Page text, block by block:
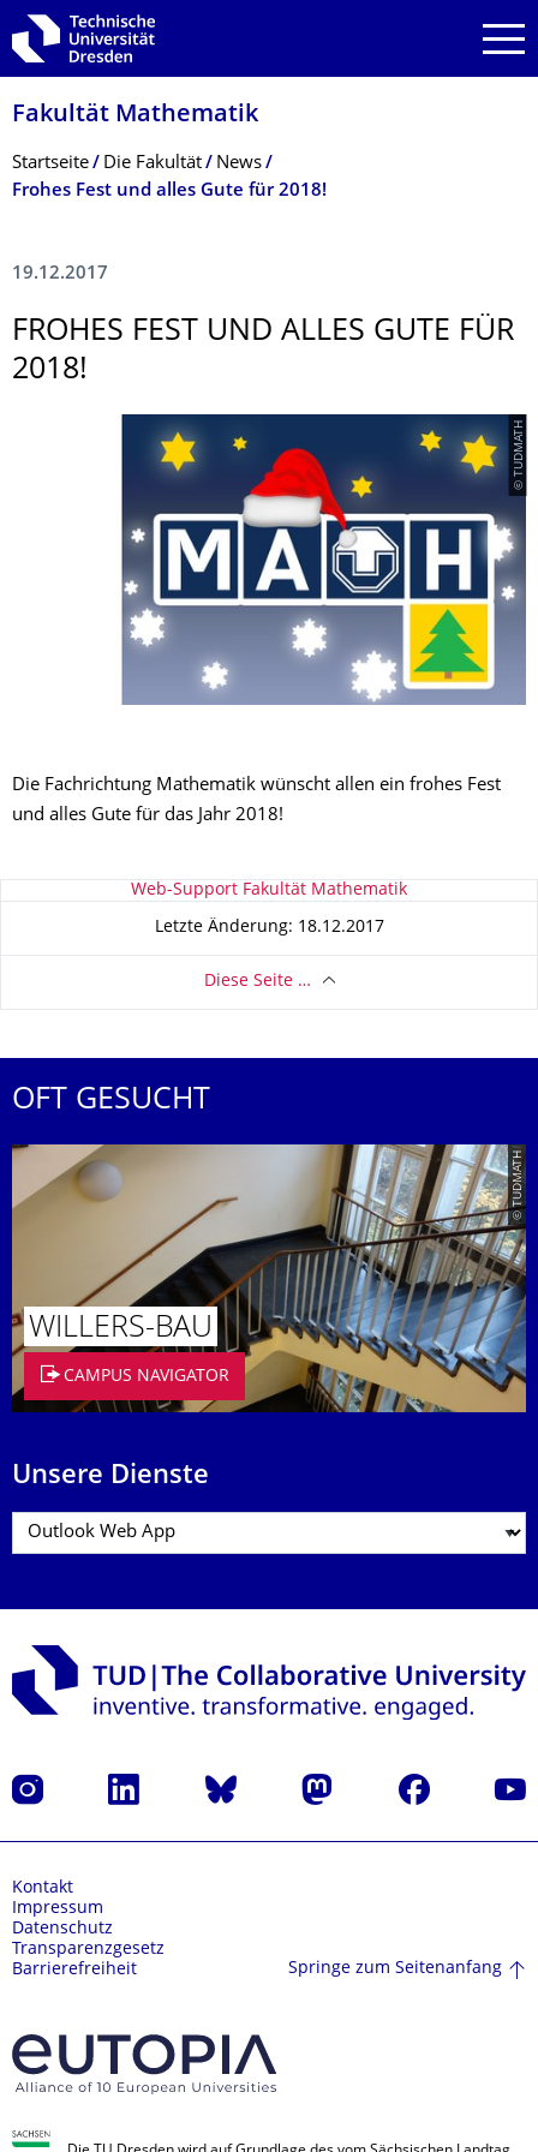
Zur Hauptnavigation springen
Zur Suche springen
Zum Inhalt springen
Fakultät Mathematik
Breadcrumb-Menü
Startseite Die Fakultät
News
Frohes Fest und alles Gute für 2018!
19.12.2017
FROHES FEST UND ALLES GUTE FÜR
2018!
© TUDMATH
Die Fachrichtung Mathematik wünscht allen ein frohes Fest
und alles Gute für das Jahr 2018!
Zu dieser SeiteWeb-Support Fakultät Mathematik
Letzte Änderung: 18.12.2017
Diese Seite …
OFT GESUCHT
© TUDMATH
WILLERS-BAU
CAMPUS NAVIGATOR
Unsere Dienste
Instagram LinkedIn Bluesky Mastodon Facebook
Kontakt
Impressum
Datenschutz
Transparenzgesetz
Barrierefreiheit
Springe zum Seitenanfang